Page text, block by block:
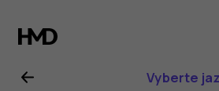
Uživatelská
příručkaVyberte